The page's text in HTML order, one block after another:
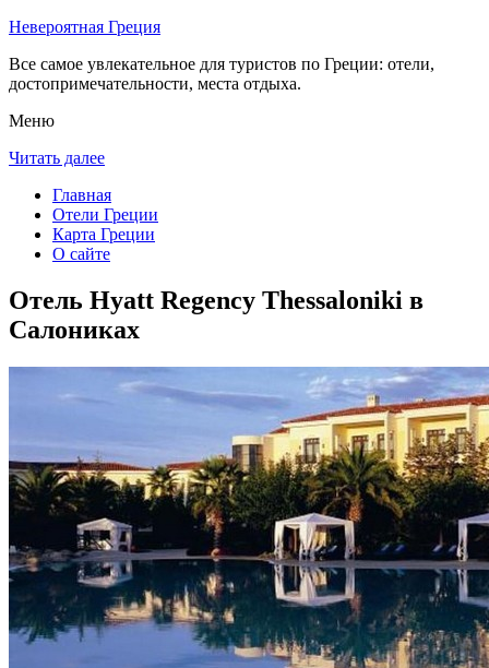
Невероятная Греция
Все самое увлекательное для туристов по Греции: отели,
достопримечательности, места отдыха.
Меню
Читать далее
Главная
Отели Греции
Карта Греции
О сайте
Отель Hyatt Regency Thessaloniki в
Салониках